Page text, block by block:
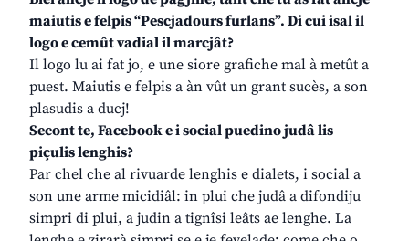
maiutis e felpis “Pescjadours furlans”. Di cui isal il
logo e cemût vadial il marcjât?
Il logo lu ai fat jo, e une siore grafiche mal à metût a
puest. Maiutis e felpis a àn vût un grant sucès, a son
plasudis a ducj!
Secont te, Facebook e i social puedino judâ lis
piçulis lenghis?
Par chel che al rivuarde lenghis e dialets, i social a
son une arme micidiâl: in plui che judâ a difondiju
simpri di plui, a judin a tignîsi leâts ae lenghe. La